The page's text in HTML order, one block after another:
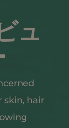
ュ
skin, hair